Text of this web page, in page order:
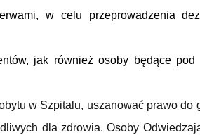
w celu przeprowadzenia
jak również osoby będące pod
w Szpitalu, uszanować prawo do
dla zdrowia. Osoby